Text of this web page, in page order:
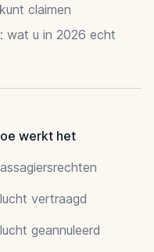
claimen
wat u in 2026 echt
werkt het
vertraagd
geannuleerd